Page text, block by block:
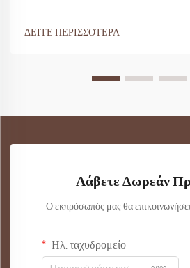
ΔΕΙΤΕ ΠΕΡΙΣΣΟΤΕΡΑ
Λάβετε Δωρεάν
Ο εκπρόσωπός μας θα
Ηλ. ταχυδρομείο